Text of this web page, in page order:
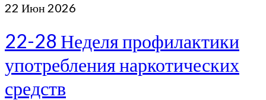
22 Июн 2026
22-28 Неделя профилактики
употребления наркотических
средств